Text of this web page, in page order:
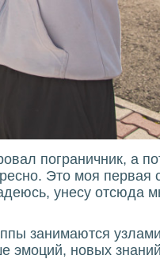
пограничник, а
Это моя первая
унесу отсюда
занимаются
эмоций, новых